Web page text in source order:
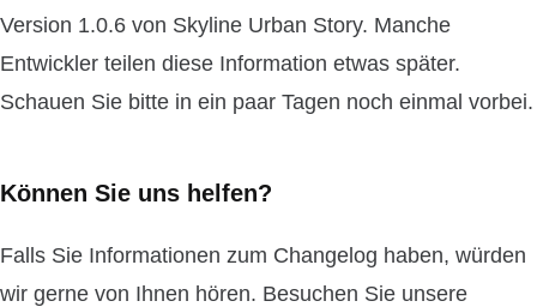
Version 1.0.6 von Skyline Urban Story. Manche
Entwickler teilen diese Information etwas später.
Schauen Sie bitte in ein paar Tagen noch einmal vorbei.
Können Sie uns helfen?
Falls Sie Informationen zum Changelog haben, würden
wir gerne von Ihnen hören. Besuchen Sie unsere